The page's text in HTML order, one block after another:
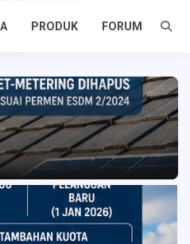
PRODUK FORUM